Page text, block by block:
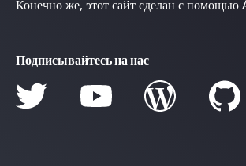
Конечно же, этот сайт сделан с помощью
Подписывайтесь на нас